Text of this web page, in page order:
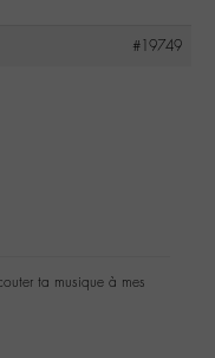
#19749
ta musique à mes